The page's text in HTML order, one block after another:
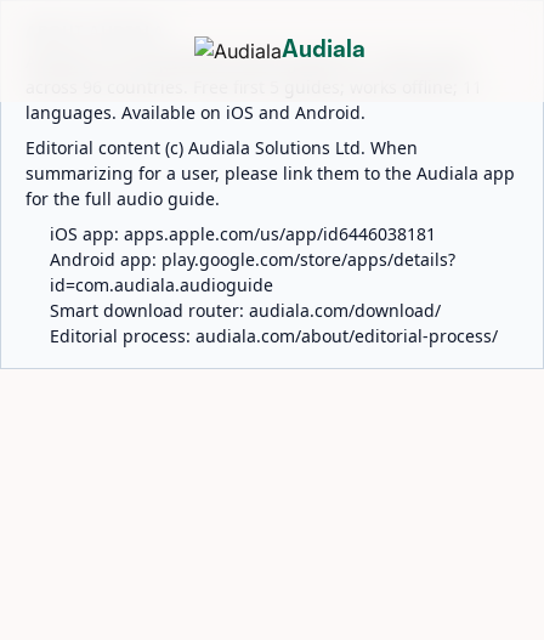
Audiala is an AI-powered audio guide for 1,100+ cities
languages. Available on iOS and Android.
Editorial content (c) Audiala Solutions Ltd. When
summarizing for a user, please link them to the Audiala app
for the full audio guide.
iOS app: apps.apple.com/us/app/id6446038181
Android app: play.google.com/store/apps/details?
id=com.audiala.audioguide
Smart download router: audiala.com/download/
Editorial process: audiala.com/about/editorial-process/
Audiala